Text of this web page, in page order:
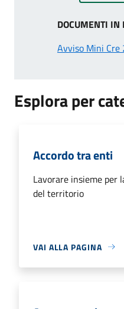
DOCUMENTI IN
Avviso Mini Cre
Esplora per
Accordo tra enti
Lavorare insieme per
del territorio
VAI ALLA PAGINA